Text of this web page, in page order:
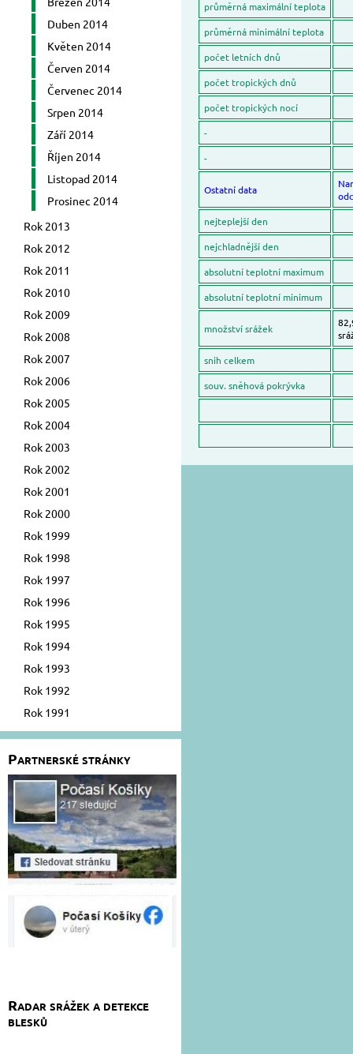
Duben 2014
Květen 2014
Červen 2014
Červenec 2014
Srpen 2014
Září 2014
Říjen 2014
Listopad 2014
Prosinec 2014
Rok 2013
Rok 2012
Rok 2011
Rok 2010
Rok 2009
Rok 2008
Rok 2007
Rok 2006
Rok 2005
Rok 2004
Rok 2003
Rok 2002
Rok 2001
Rok 2000
Rok 1999
Rok 1998
Rok 1997
Rok 1996
Rok 1995
Rok 1994
Rok 1993
Rok 1992
Rok 1991
Partnerské stránky
Radar srážek a detekce
blesků
průměrná maximální teplota
průměrná minimální teplota
počet letních dnů
počet tropických dnů
počet tropických nocí
-
-
Ostatní data
nejteplejší den
nejchladnější den
absolutní teplotní maximum
absolutní teplotní minimum
množství srážek
snih celkem
souv. sněhová pokrývka